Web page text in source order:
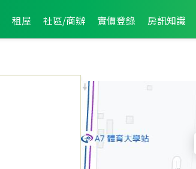
租屋 社區/商辦 實價登錄 房訊知識